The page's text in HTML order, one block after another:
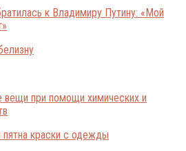
к Владимиру Путину: «Мой
вещи при помощи химических и